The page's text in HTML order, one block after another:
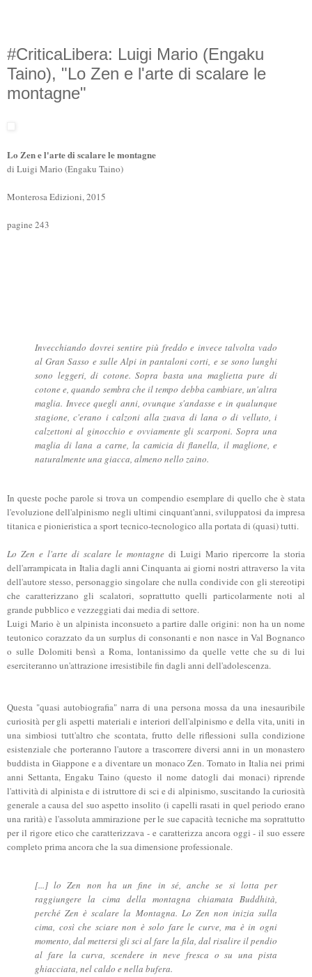
#CriticaLibera: Luigi Mario (Engaku
Taino), "Lo Zen e l'arte di scalare le
montagne"
Lo Zen e l'arte di scalare le montagne
di Luigi Mario (Engaku Taino)
Monterosa Edizioni, 2015
pagine 243
Invecchiando dovrei sentire più freddo e invece talvolta vado
al Gran Sasso e sulle Alpi in pantaloni corti, e se sono lunghi
sono leggeri, di cotone. Sopra basta una maglietta pure di
cotone e, quando sembra che il tempo debba cambiare, un'altra
maglia. Invece quegli anni, ovunque s'andasse e in qualunque
stagione, c'erano i calzoni alla zuava di lana o di velluto, i
calzettoni al ginocchio e ovviamente gli scarponi. Sopra una
maglia di lana a carne, la camicia di flanella, il maglione, e
naturalmente una giacca, almeno nello zaino.
In queste poche parole si trova un compendio esemplare di quello che è stata
l'evoluzione dell'alpinismo negli ultimi cinquant'anni, sviluppatosi da impresa
titanica e pionieristica a sport tecnico-tecnologico alla portata di (quasi) tutti.
Lo Zen e l'arte di scalare le montagne di Luigi Mario ripercorre la storia
dell'arrampicata in Italia dagli anni Cinquanta ai giorni nostri attraverso la vita
dell'autore stesso, personaggio singolare che nulla condivide con gli stereotipi
che caratterizzano gli scalatori, soprattutto quelli particolarmente noti al
grande pubblico e vezzeggiati dai media di settore.
Luigi Mario è un alpinista inconsueto a partire dalle origini: non ha un nome
teutonico corazzato da un surplus di consonanti e non nasce in Val Bognanco
o sulle Dolomiti bensì a Roma, lontanissimo da quelle vette che su di lui
eserciteranno un'attrazione irresistibile fin dagli anni dell'adolescenza.
Questa "quasi autobiografia" narra di una persona mossa da una inesauribile
curiosità per gli aspetti materiali e interiori dell'alpinismo e della vita, uniti in
una simbiosi tutt'altro che scontata, frutto delle riflessioni sulla condizione
esistenziale che porteranno l'autore a trascorrere diversi anni in un monastero
buddista in Giappone e a diventare un monaco Zen. Tornato in Italia nei primi
anni Settanta, Engaku Taino (questo il nome datogli dai monaci) riprende
l'attività di alpinista e di istruttore di sci e di alpinismo, suscitando la curiosità
generale a causa del suo aspetto insolito (i capelli rasati in quel periodo erano
una rarità) e l'assoluta ammirazione per le sue capacità tecniche ma soprattutto
per il rigore etico che caratterizzava - e caratterizza ancora oggi - il suo essere
completo prima ancora che la sua dimensione professionale.
[...] lo Zen non ha un fine in sé, anche se si lotta per
raggiungere la cima della montagna chiamata Buddhità,
perché Zen è scalare la Montagna. Lo Zen non inizia sulla
cima, così che sciare non è solo fare le curve, ma è in ogni
momento, dal mettersi gli sci al fare la fila, dal risalire il pendio
al fare la curva, scendere in neve fresca o su una pista
ghiacciata, nel caldo e nella bufera.